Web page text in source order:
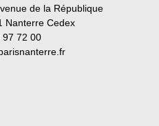
de la République
Nanterre Cedex
97 72 00